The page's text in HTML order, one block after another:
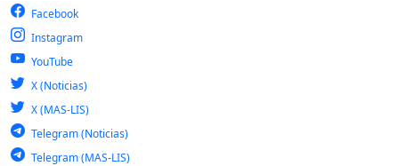
Facebook
Instagram
YouTube
X (Noticias)
X (MAS-LIS)
Telegram (Noticias)
Telegram (MAS-LIS)